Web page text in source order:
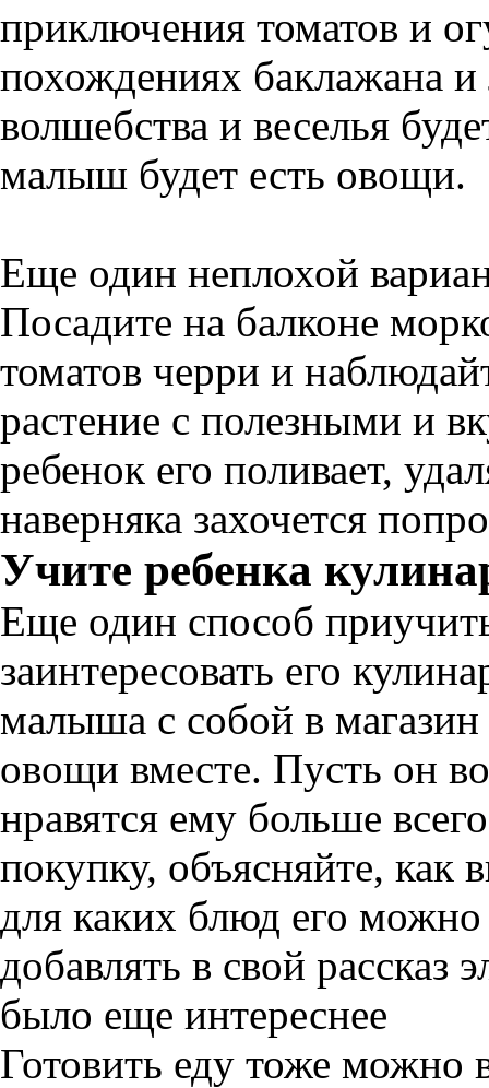
приключения томатов и
похождениях баклажана
волшебства и веселья
малыш будет есть овощи.
Еще один неплохой
Посадите на балконе
томатов черри и
растение с полезными и
ребенок его поливает,
наверняка захочется
Учите ребенка
Еще один способ
заинтересовать его
малыша с собой в
овощи вместе. Пусть он
нравятся ему больше
покупку, объясняйте, как
для каких блюд его можно
добавлять в свой рассказ
было еще интереснее
Готовить еду тоже